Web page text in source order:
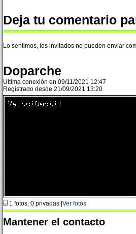
Deja tu comentario
Lo sentimos, los invitados no pueden enviar
Doparche
Ultima conexión en 09/11/2021 12:47
Registrado desde 21/09/2021 13:20
1 fotos, 0 privadas | Ver fotos
Mantener el contacto